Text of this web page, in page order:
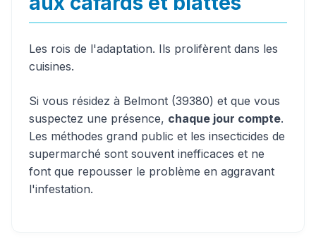
Les rois de l'adaptation. Ils prolifèrent dans les
cuisines.
Si vous résidez à Belmont (39380) et que vous
suspectez une présence, chaque jour compte.
Les méthodes grand public et les insecticides de
supermarché sont souvent inefficaces et ne
font que repousser le problème en aggravant
l'infestation.